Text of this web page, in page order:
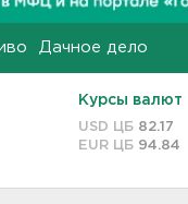
Дачное дело
Курсы валют
USD ЦБ 82.17
EUR ЦБ 94.84